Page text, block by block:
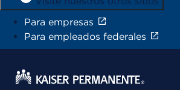
Para empresas
Para empleados federales